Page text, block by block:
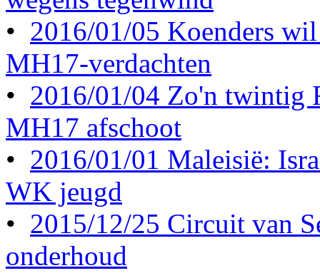
• 2016/01/05 Koenders
MH17-verdachten
• 2016/01/04 Zo'n twintig
MH17 afschoot
• 2016/01/01 Maleisië:
WK jeugd
• 2015/12/25 Circuit van
onderhoud